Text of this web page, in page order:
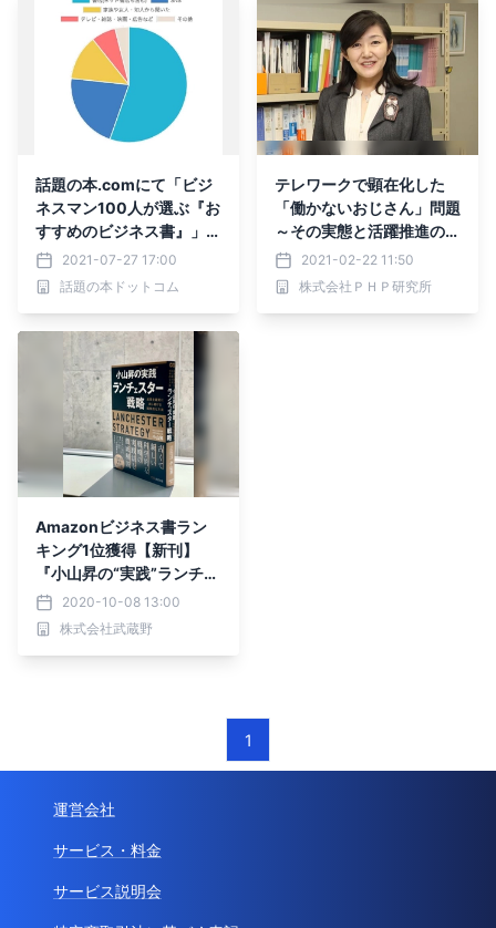
話題の本.comにて「ビジ
ネスマン100人が選ぶ『お
すすめのビジネス書』」の
アンケート調査結果を公開
2021-07-27 17:00
話題の本ドットコム
テレワークで顕在化した
「働かないおじさん」問題
～その実態と活躍推進の処
方箋を、働き方改革実現会
議・有識者議員が解説
2021-02-22 11:50
株式会社ＰＨＰ研究所
Amazonビジネス書ラン
キング1位獲得【新刊】
『小山昇の“実践”ランチェ
スター戦略』10月6日(火)
発売！
2020-10-08 13:00
株式会社武蔵野
1
運営会社
サービス・料金
サービス説明会